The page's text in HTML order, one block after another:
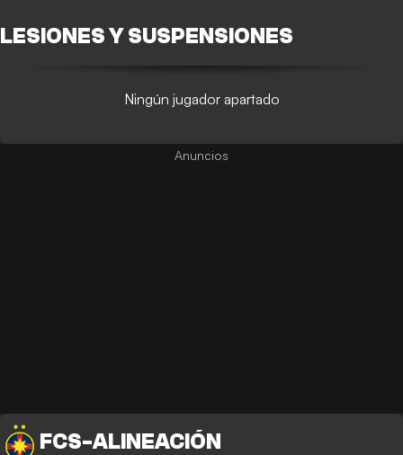
LESIONES Y SUSPENSIONES
Ningún jugador apartado
FCS-ALINEACIÓN